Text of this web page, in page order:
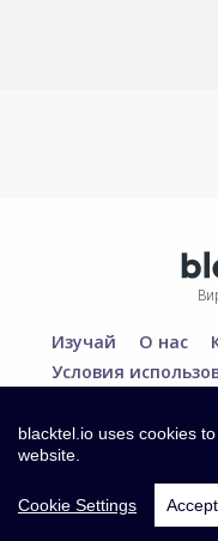
Изучай О нас
Условия
blacktel.io uses cookies
website.
Cookie Settings